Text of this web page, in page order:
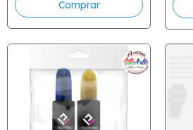
Comprar